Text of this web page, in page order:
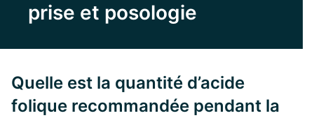
prise et posologie
Quelle est la quantité d’acide
folique recommandée pendant la